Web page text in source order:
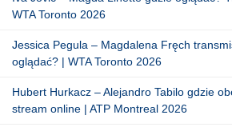
WTA Toronto 2026
Jessica Pegula – Magdalena Fręch
oglądać? | WTA Toronto 2026
Hubert Hurkacz – Alejandro Tabilo gdzie
stream online | ATP Montreal 2026